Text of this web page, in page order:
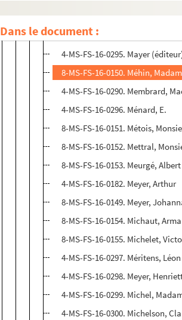
Dans le document :4-MS-FS-16-0132. May, Dick
4-MS-FS-16-0295. Mayer
8-MS-FS-16-0150. Méhin,
4-MS-FS-16-0290. Membrard,
4-MS-FS-16-0296. Ménard, E.
8-MS-FS-16-0151. Métois,
8-MS-FS-16-0152. Mettral,
8-MS-FS-16-0153. Meurgé, Albert
4-MS-FS-16-0182. Meyer, Arthur
8-MS-FS-16-0149. Meyer,
8-MS-FS-16-0154. Michaut,
8-MS-FS-16-0155. Michelet,
4-MS-FS-16-0297. Méritens,
4-MS-FS-16-0298. Meyer,
4-MS-FS-16-0299. Michel,
4-MS-FS-16-0300. Michelson,